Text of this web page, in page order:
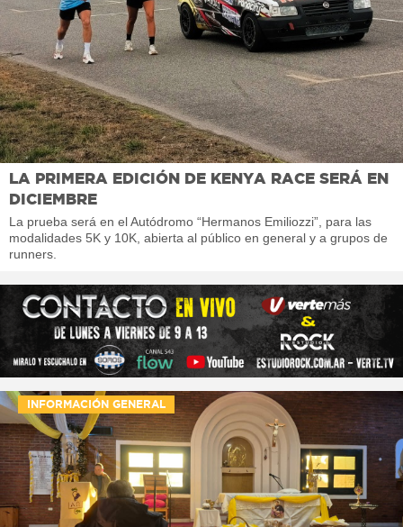
LA PRIMERA EDICIÓN DE KENYA RACE SERÁ EN
DICIEMBRE
La prueba será en el Autódromo “Hermanos Emiliozzi”, para las
modalidades 5K y 10K, abierta al público en general y a grupos de
runners.
INFORMACIÓN GENERAL